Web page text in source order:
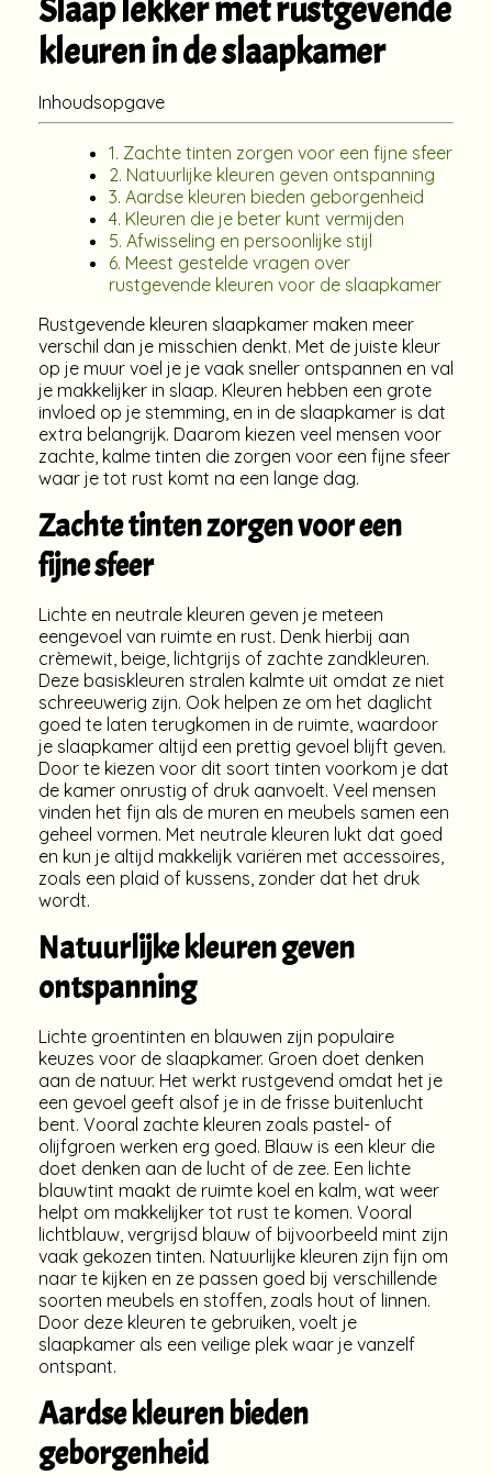
Slaap lekker met rustgevende
kleuren in de slaapkamer
Inhoudsopgave
1. Zachte tinten zorgen voor een fijne sfeer
2. Natuurlijke kleuren geven ontspanning
3. Aardse kleuren bieden geborgenheid
4. Kleuren die je beter kunt vermijden
5. Afwisseling en persoonlijke stijl
6. Meest gestelde vragen over
rustgevende kleuren voor de slaapkamer
Rustgevende kleuren slaapkamer maken meer
verschil dan je misschien denkt. Met de juiste kleur
op je muur voel je je vaak sneller ontspannen en val
je makkelijker in slaap. Kleuren hebben een grote
invloed op je stemming, en in de slaapkamer is dat
extra belangrijk. Daarom kiezen veel mensen voor
zachte, kalme tinten die zorgen voor een fijne sfeer
waar je tot rust komt na een lange dag.
Zachte tinten zorgen voor een
fijne sfeer
Lichte en neutrale kleuren geven je meteen
eengevoel van ruimte en rust. Denk hierbij aan
crèmewit, beige, lichtgrijs of zachte zandkleuren.
Deze basiskleuren stralen kalmte uit omdat ze niet
schreeuwerig zijn. Ook helpen ze om het daglicht
goed te laten terugkomen in de ruimte, waardoor
je slaapkamer altijd een prettig gevoel blijft geven.
Door te kiezen voor dit soort tinten voorkom je dat
de kamer onrustig of druk aanvoelt. Veel mensen
vinden het fijn als de muren en meubels samen een
geheel vormen. Met neutrale kleuren lukt dat goed
en kun je altijd makkelijk variëren met accessoires,
zoals een plaid of kussens, zonder dat het druk
wordt.
Natuurlijke kleuren geven
ontspanning
Lichte groentinten en blauwen zijn populaire
keuzes voor de slaapkamer. Groen doet denken
aan de natuur. Het werkt rustgevend omdat het je
een gevoel geeft alsof je in de frisse buitenlucht
bent. Vooral zachte kleuren zoals pastel- of
olijfgroen werken erg goed. Blauw is een kleur die
doet denken aan de lucht of de zee. Een lichte
blauwtint maakt de ruimte koel en kalm, wat weer
helpt om makkelijker tot rust te komen. Vooral
lichtblauw, vergrijsd blauw of bijvoorbeeld mint zijn
vaak gekozen tinten. Natuurlijke kleuren zijn fijn om
naar te kijken en ze passen goed bij verschillende
soorten meubels en stoffen, zoals hout of linnen.
Door deze kleuren te gebruiken, voelt je
slaapkamer als een veilige plek waar je vanzelf
ontspant.
Aardse kleuren bieden
geborgenheid